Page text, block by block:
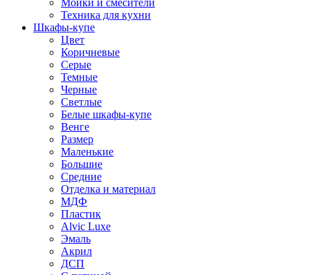
Мойки и смесители
Техника для кухни
Шкафы-купе
Цвет
Коричневые
Серые
Темные
Черные
Светлые
Белые шкафы-купе
Венге
Размер
Маленькие
Большие
Средние
Отделка и материал
МДФ
Пластик
Alvic Luxe
Эмаль
Акрил
ДСП